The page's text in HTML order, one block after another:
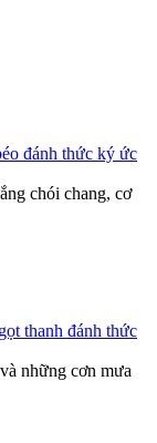
đánh thức ký ức
chói chang, cơ
thanh đánh thức
những cơn mưa